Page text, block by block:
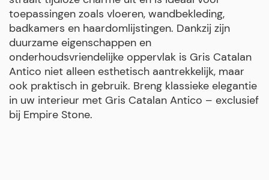
toepassingen zoals vloeren, wandbekleding,
badkamers en haardomlijstingen. Dankzij zijn
duurzame eigenschappen en
onderhoudsvriendelijke oppervlak is Gris Catalan
Antico niet alleen esthetisch aantrekkelijk, maar
ook praktisch in gebruik. Breng klassieke elegantie
in uw interieur met Gris Catalan Antico – exclusief
bij Empire Stone.